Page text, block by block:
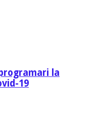
la
19